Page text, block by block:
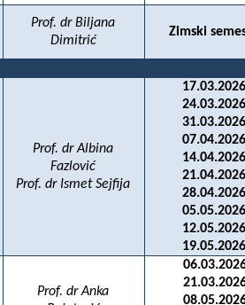
Prof. dr Biljana
Dimitrić
Zimski
Prof. dr Albina
Fazlović
Prof. dr Ismet Sejfija
Prof. dr Anka